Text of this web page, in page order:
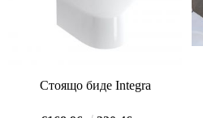
Стоящо биде Integra